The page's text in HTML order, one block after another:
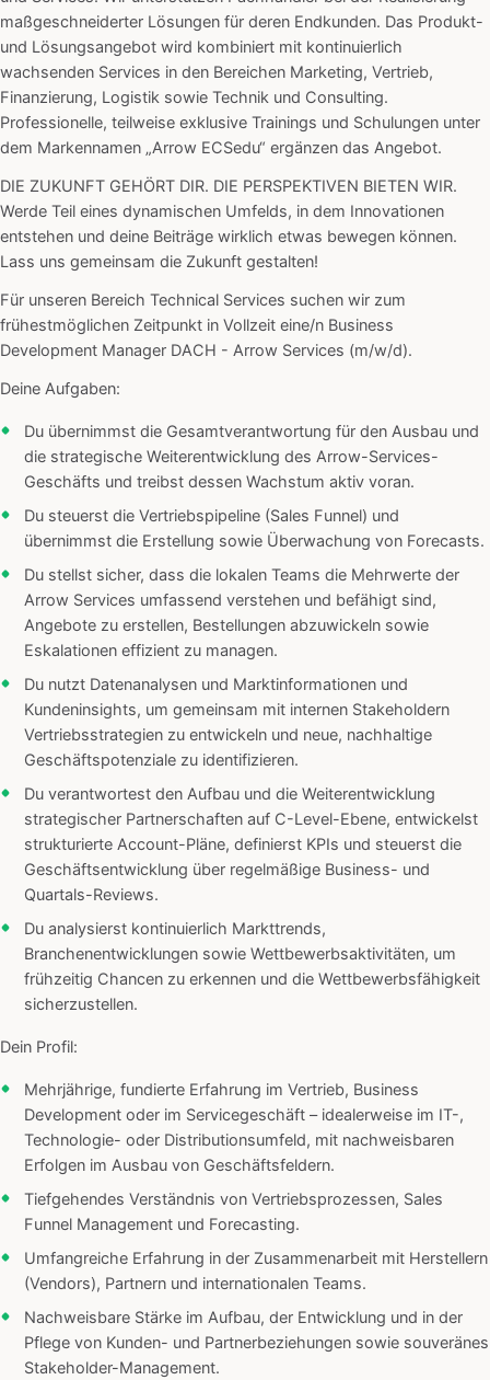
maßgeschneiderter Lösungen für deren Endkunden. Das Produkt-
und Lösungsangebot wird kombiniert mit kontinuierlich
wachsenden Services in den Bereichen Marketing, Vertrieb,
Finanzierung, Logistik sowie Technik und Consulting.
Professionelle, teilweise exklusive Trainings und Schulungen unter
dem Markennamen „Arrow ECSedu“ ergänzen das Angebot.
DIE ZUKUNFT GEHÖRT DIR. DIE PERSPEKTIVEN BIETEN WIR.
Werde Teil eines dynamischen Umfelds, in dem Innovationen
entstehen und deine Beiträge wirklich etwas bewegen können.
Lass uns gemeinsam die Zukunft gestalten!
Für unseren Bereich Technical Services suchen wir zum
frühestmöglichen Zeitpunkt in Vollzeit eine/n Business
Development Manager DACH - Arrow Services (m/w/d).
Deine Aufgaben:
Du übernimmst die Gesamtverantwortung für den Ausbau und
die strategische Weiterentwicklung des Arrow-Services-
Geschäfts und treibst dessen Wachstum aktiv voran.
Du steuerst die Vertriebspipeline (Sales Funnel) und
übernimmst die Erstellung sowie Überwachung von Forecasts.
Du stellst sicher, dass die lokalen Teams die Mehrwerte der
Arrow Services umfassend verstehen und befähigt sind,
Angebote zu erstellen, Bestellungen abzuwickeln sowie
Eskalationen effizient zu managen.
Du nutzt Datenanalysen und Marktinformationen und
Kundeninsights, um gemeinsam mit internen Stakeholdern
Vertriebsstrategien zu entwickeln und neue, nachhaltige
Geschäftspotenziale zu identifizieren.
Du verantwortest den Aufbau und die Weiterentwicklung
strategischer Partnerschaften auf C-Level-Ebene, entwickelst
strukturierte Account-Pläne, definierst KPIs und steuerst die
Geschäftsentwicklung über regelmäßige Business- und
Quartals-Reviews.
Du analysierst kontinuierlich Markttrends,
Branchenentwicklungen sowie Wettbewerbsaktivitäten, um
frühzeitig Chancen zu erkennen und die Wettbewerbsfähigkeit
sicherzustellen.
Dein Profil:
Mehrjährige, fundierte Erfahrung im Vertrieb, Business
Development oder im Servicegeschäft – idealerweise im IT-,
Technologie- oder Distributionsumfeld, mit nachweisbaren
Erfolgen im Ausbau von Geschäftsfeldern.
Tiefgehendes Verständnis von Vertriebsprozessen, Sales
Funnel Management und Forecasting.
Umfangreiche Erfahrung in der Zusammenarbeit mit Herstellern
(Vendors), Partnern und internationalen Teams.
Nachweisbare Stärke im Aufbau, der Entwicklung und in der
Pflege von Kunden- und Partnerbeziehungen sowie souveränes
Stakeholder-Management.